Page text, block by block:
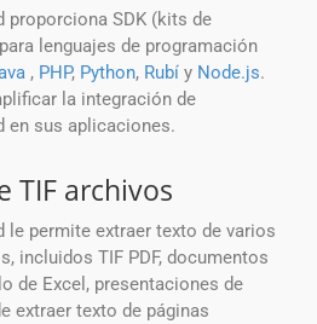
proporciona SDK (kits de
lenguajes de programación
, PHP, Python, Rubí y Node.js.
la integración de
en sus aplicaciones.
TIF archivos
le permite extraer texto de varios
incluidos TIF PDF, documentos
de Excel, presentaciones de
extraer texto de páginas